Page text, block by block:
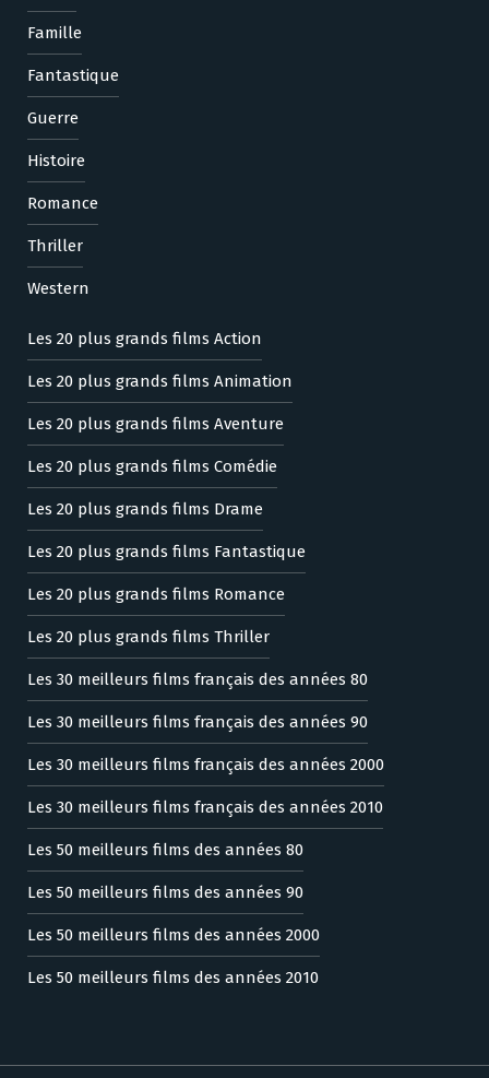
Famille
Fantastique
Guerre
Histoire
Romance
Thriller
Western
Les 20 plus grands films Action
Les 20 plus grands films Animation
Les 20 plus grands films Aventure
Les 20 plus grands films Comédie
Les 20 plus grands films Drame
Les 20 plus grands films Fantastique
Les 20 plus grands films Romance
Les 20 plus grands films Thriller
Les 30 meilleurs films français des années 80
Les 30 meilleurs films français des années 90
Les 30 meilleurs films français des années 2000
Les 30 meilleurs films français des années 2010
Les 50 meilleurs films des années 80
Les 50 meilleurs films des années 90
Les 50 meilleurs films des années 2000
Les 50 meilleurs films des années 2010